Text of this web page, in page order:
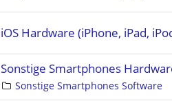
iOS Hardware (iPhone, iPad,
Sonstige Smartphones
Sonstige Smartphones Software